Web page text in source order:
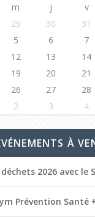
m j v
29 30 31
5 6 7
12 13 14
19 20 21
26 27 28
2 3 4
À
2026 avec le
Prévention Santé